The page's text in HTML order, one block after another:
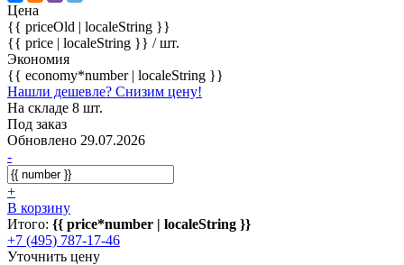
Цена
{{ priceOld | localeString }}
{{ price | localeString }} / шт.
Экономия
{{ economy*number | localeString }}
Нашли дешевле? Снизим цену!
На складе 8 шт.
Под заказ
Обновлено 29.07.2026
-
+
В корзину
Итого: {{ price*number | localeString }}
+7 (495) 787-17-46
Уточнить цену